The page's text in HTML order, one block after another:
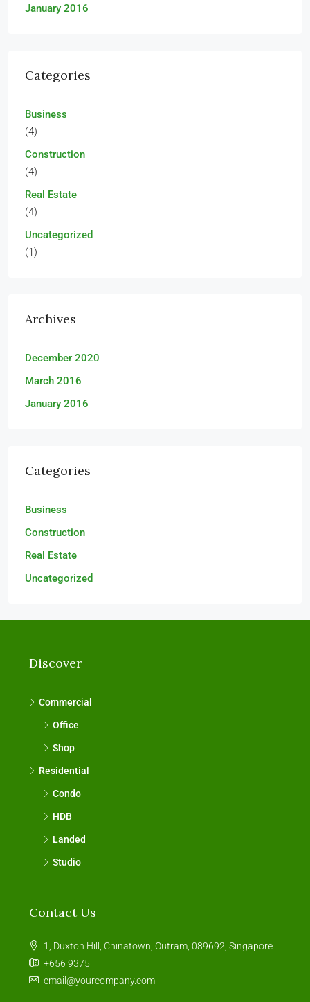
January 2016
Categories
Business
(4)
Construction
(4)
Real Estate
(4)
Uncategorized
(1)
Archives
December 2020
March 2016
January 2016
Categories
Business
Construction
Real Estate
Uncategorized
Discover
Commercial
Office
Shop
Residential
Condo
HDB
Landed
Studio
Contact Us
1, Duxton Hill, Chinatown, Outram, 089692, Singapore
+656 9375
email@yourcompany.com